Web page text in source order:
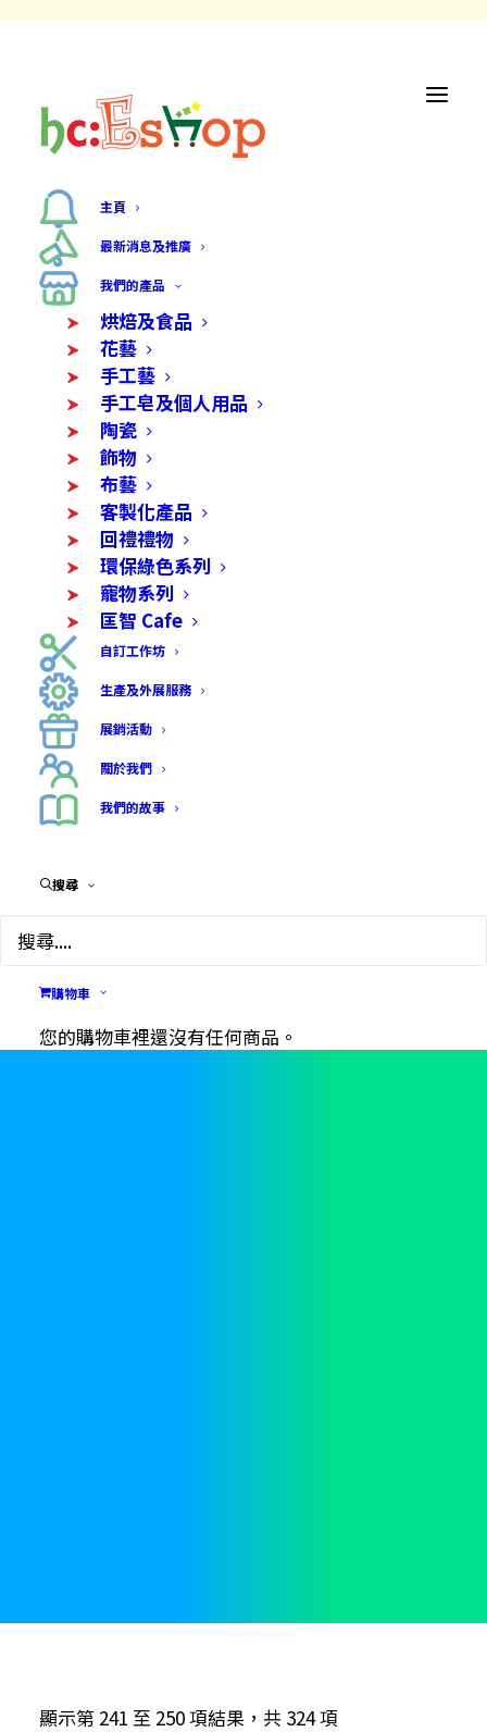
主頁
最新消息及推廣
我們的產品
烘焙及食品
花藝
手工藝
手工皂及個人用品
陶瓷
飾物
布藝
客製化產品
回禮禮物
環保綠色系列
寵物系列
匡智 Cafe
自訂工作坊
生產及外展服務
展銷活動
關於我們
我們的故事
搜尋
購物車
您的購物車裡還沒有任何商品。
顯示第 241 至 250 項結果，共 324 項